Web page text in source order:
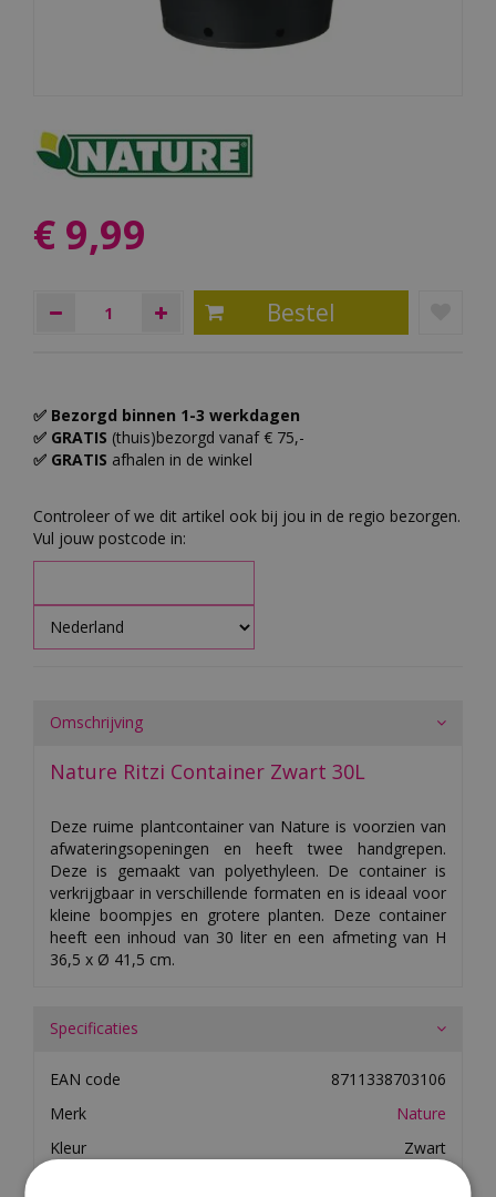
€ 9,99
✅ Bezorgd binnen 1-3 werkdagen
✅ GRATIS (thuis)bezorgd vanaf € 75,-
✅ GRATIS afhalen in de winkel
Controleer of we dit artikel ook bij jou in de regio bezorgen.
Vul jouw postcode in:
Omschrijving
Nature Ritzi Container Zwart 30L
Deze ruime plantcontainer van Nature is voorzien van
afwateringsopeningen en heeft twee handgrepen.
Deze is gemaakt van polyethyleen. De container is
verkrijgbaar in verschillende formaten en is ideaal voor
kleine boompjes en grotere planten. Deze container
heeft een inhoud van 30 liter en een afmeting van H
36,5 x Ø 41,5 cm.
Specificaties
EAN code
8711338703106
Merk
Nature
Kleur
Zwart